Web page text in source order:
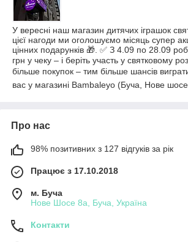
У вересні наш магазин дитячих іграшок
цієї нагоди ми оголошуємо місяць супер
цінних подарунків 🎁. ✅ З 4.09 по 28.09
грн у чеку – і беріть участь у святковому
більше покупок – тим більше шансів
вас у магазині Bambaleyo (Буча, Нове
Про нас
98% позитивних з 127 відгуків за рік
Працює з 17.10.2018
м. Буча
Нове Шосе 8а, Буча, Україна
Контакти